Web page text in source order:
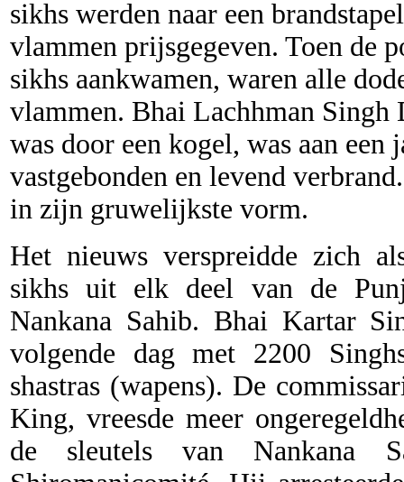
sikhs werden naar een
vlammen prijsgegeven. Toen de
sikhs aankwamen, waren alle
vlammen. Bhai Lachhman Singh
was door een kogel, was aan een
vastgebonden en levend
in zijn gruwelijkste vorm.
Het nieuws verspreidde zich
sikhs uit elk deel van de
Nankana Sahib. Bhai Kartar
volgende dag met 2200
shastras (wapens). De
King, vreesde meer
de sleutels van Nankana